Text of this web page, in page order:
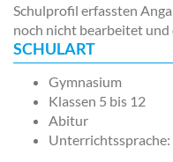
Schulprofil erfassten
noch nicht bearbeitet und
SCHULART
Gymnasium
Klassen 5 bis 12
Abitur
Unterrichtssprache: